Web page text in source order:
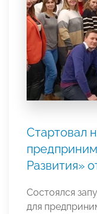
Стартовал
Развития»
Состоялся
для